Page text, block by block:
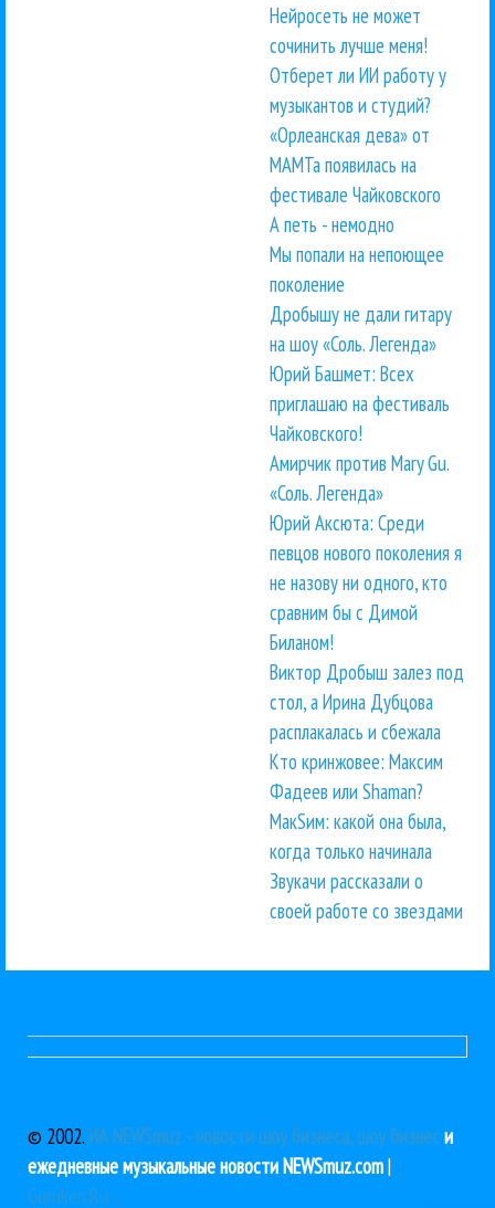
Нейросеть не может
сочинить лучше меня!
Отберет ли ИИ работу у
музыкантов и студий?
«Орлеанская дева» от
МАМТа появилась на
фестивале Чайковского
А петь - немодно
Мы попали на непоющее
поколение
Дробышу не дали гитару
на шоу «Соль. Легенда»
Юрий Башмет: Всех
приглашаю на фестиваль
Чайковского!
Амирчик против Mary Gu.
«Соль. Легенда»
Юрий Аксюта: Среди
певцов нового поколения я
не назову ни одного, кто
сравним бы с Димой
Биланом!
Виктор Дробыш залез под
стол, а Ирина Дубцова
расплакалась и сбежала
Кто кринжовее: Максим
Фадеев или Shaman?
МакSим: какой она была,
когда только начинала
Звукачи рассказали о
своей работе со звездами
© 2002. ИА NEWSmuz - новости шоу бизнеса, шоу бизнеси
ежедневные музыкальные новости NEWSmuz.com|
Guruken.Ru